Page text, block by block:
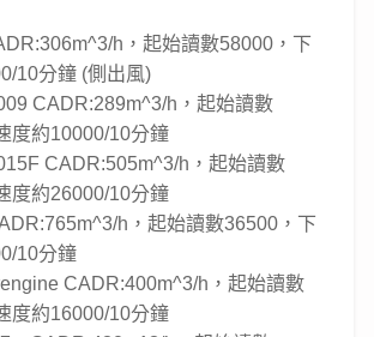
h，起始讀數58000，下
10分鐘 (側出風)
CADR:289m^3/h，起始讀數
度約10000/10分鐘
CADR:505m^3/h，起始讀數
度約26000/10分鐘
h，起始讀數36500，下
10分鐘
CADR:400m^3/h，起始讀數
度約16000/10分鐘